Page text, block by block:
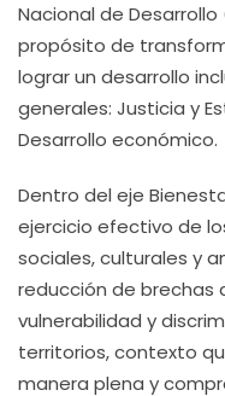
Nacional de Desarrollo
propósito de
lograr un desarrollo
generales: Justicia y
Desarrollo económico.
Dentro del eje
ejercicio efectivo de
sociales, culturales y
reducción de brechas
vulnerabilidad y
territorios, contexto
manera plena y